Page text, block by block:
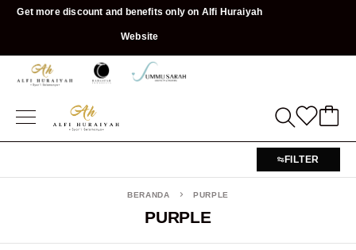
Get more discount and benefits only on Alfi Huraiyah
Website
FILTER
PURPLE
BERANDA PURPLE